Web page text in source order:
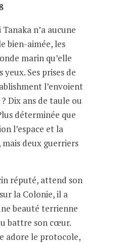
n’a aucune
bien-aimée, les
marin qu’elle
Ses prises de
l’envoient
Dix ans de taule ou
déterminée que
l’espace et la
deux guerriers
réputé, attend son
la Colonie, il a
beauté terrienne
battre son cœur.
adore le protocole,